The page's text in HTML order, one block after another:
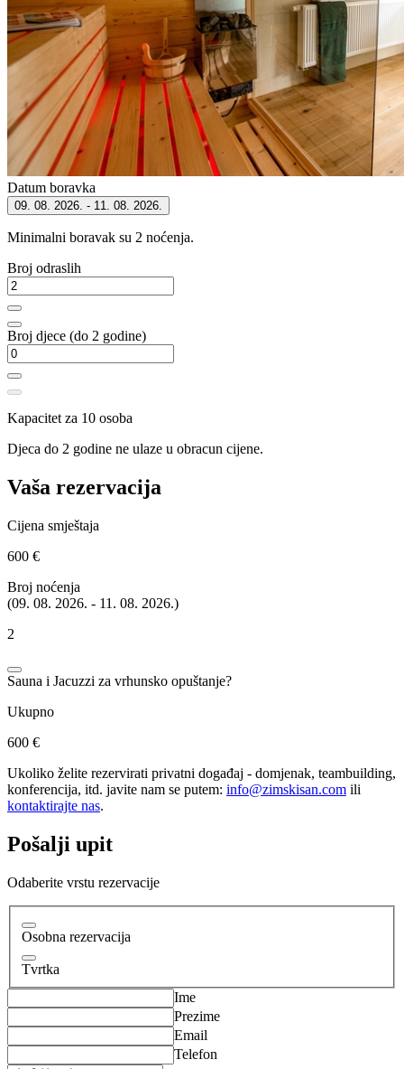
Datum boravka
09. 08. 2026. - 11. 08. 2026.
Minimalni boravak su 2 noćenja.
Broj odraslih
Broj djece (do 2 godine)
Kapacitet za 10 osoba
Djeca do 2 godine ne ulaze u obracun cijene.
Vaša rezervacija
Cijena smještaja
600 €
Broj noćenja
(09. 08. 2026. - 11. 08. 2026.)
2
Sauna i Jacuzzi za vrhunsko opuštanje?
Ukupno
600 €
Ukoliko želite rezervirati privatni događaj - domjenak, teambuilding,
konferencija, itd. javite nam se putem: info@zimskisan.com ili
kontaktirajte nas.
Pošalji upit
Odaberite vrstu rezervacije
Osobna rezervacija
Tvrtka
Ime
Prezime
Email
Telefon